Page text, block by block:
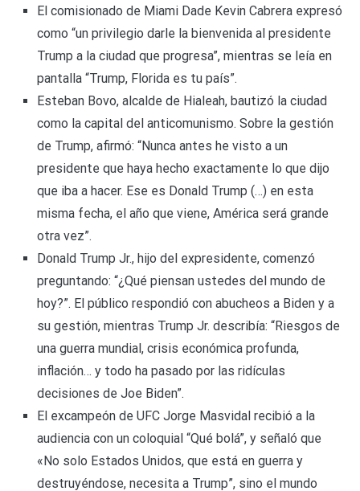
El comisionado de Miami Dade Kevin Cabrera expresó
como “un privilegio darle la bienvenida al presidente
Trump a la ciudad que progresa”, mientras se leía en
pantalla “Trump, Florida es tu país”.
Esteban Bovo, alcalde de Hialeah, bautizó la ciudad
como la capital del anticomunismo. Sobre la gestión
de Trump, afirmó: “Nunca antes he visto a un
presidente que haya hecho exactamente lo que dijo
que iba a hacer. Ese es Donald Trump (…) en esta
misma fecha, el año que viene, América será grande
otra vez”.
Donald Trump Jr., hijo del expresidente, comenzó
preguntando: “¿Qué piensan ustedes del mundo de
hoy?”. El público respondió con abucheos a Biden y a
su gestión, mientras Trump Jr. describía: “Riesgos de
una guerra mundial, crisis económica profunda,
inflación… y todo ha pasado por las ridículas
decisiones de Joe Biden”.
El excampeón de UFC Jorge Masvidal recibió a la
audiencia con un coloquial “Qué bolá”, y señaló que
«No solo Estados Unidos, que está en guerra y
destruyéndose, necesita a Trump”, sino el mundo